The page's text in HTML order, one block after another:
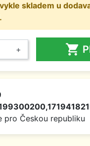
skladem u
+ 
pro Českou republiku